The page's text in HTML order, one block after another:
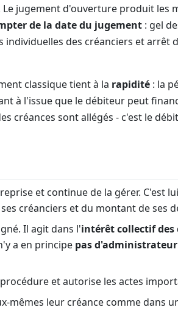
jugement d'ouverture produit les
de la date du jugement : gel
des créanciers et arrêt
classique tient à la rapidité : la
à l'issue que le débiteur peut
créances sont allégés - c'est le
et continue de la gérer. C'est
créanciers et du montant de ses
Il agit dans l'intérêt collectif des
a en principe pas
et autorise les actes
mêmes leur créance comme dans